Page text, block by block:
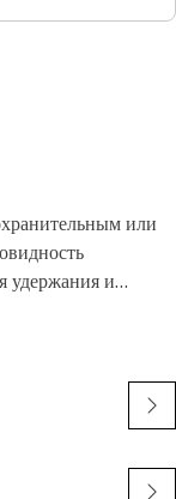
или
удержания и
позволяют
кольца
осевое